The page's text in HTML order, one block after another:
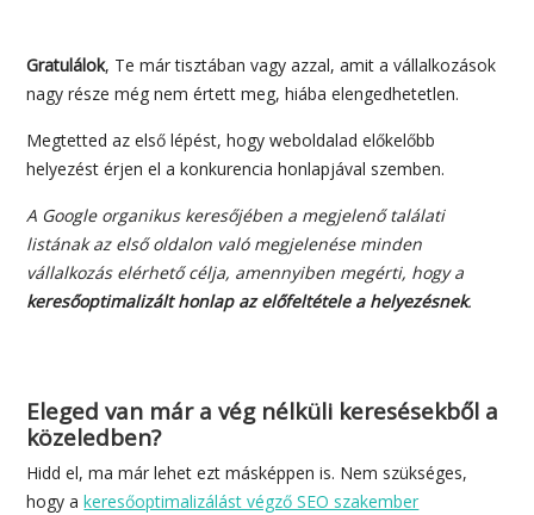
Gratulálok, Te már tisztában vagy azzal, amit a vállalkozások
nagy része még nem értett meg, hiába elengedhetetlen.
Megtetted az első lépést, hogy weboldalad előkelőbb
helyezést érjen el a konkurencia honlapjával szemben.
A Google organikus keresőjében a megjelenő találati
listának az első oldalon való megjelenése minden
vállalkozás elérhető célja, amennyiben megérti, hogy a
keresőoptimalizált honlap az előfeltétele a helyezésnek.
Eleged van már a vég nélküli keresésekből a
közeledben?
Hidd el, ma már lehet ezt másképpen is. Nem szükséges,
hogy akeresőoptimalizálást végző SEO szakember